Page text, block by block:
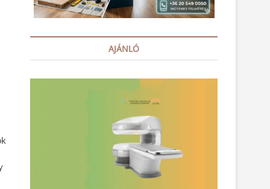
AJÁNLÓ